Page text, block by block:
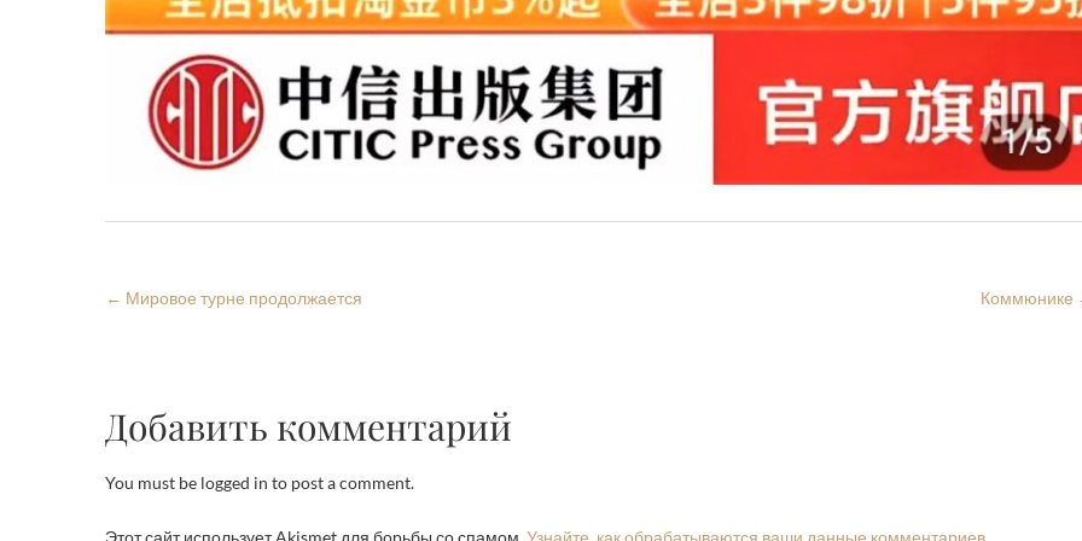
← Мировое турне продолжается Коммюнике
Добавить комментарий
You must be logged in to post a comment.
Этот сайт использует Akismet для борьбы со спамом. Узнайте, как обрабатываются ваши данные комментариев